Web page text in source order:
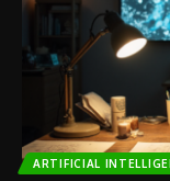
ARTIFICIAL